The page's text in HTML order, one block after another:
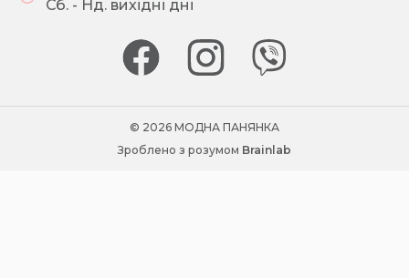
Сб. - Нд. вихідні дні
© 2026 МОДНА ПАНЯНКА
Зроблено з розумом Brainlab